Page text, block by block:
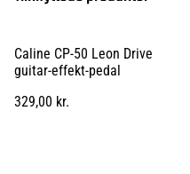
Caline CP-50 Leon Drive
guitar-effekt-pedal
329,00 kr.